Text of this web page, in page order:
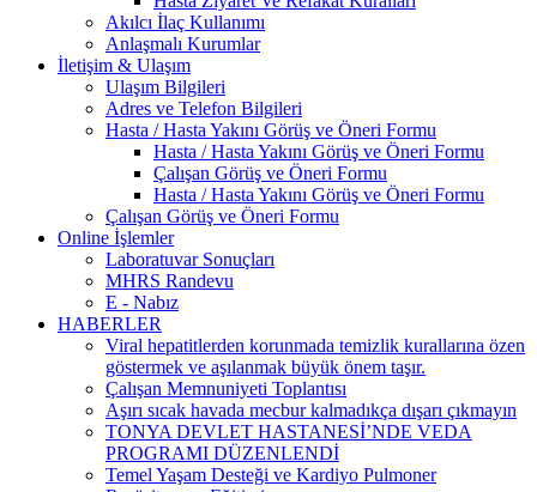
Akılcı İlaç Kullanımı
Anlaşmalı Kurumlar
İletişim & Ulaşım
Ulaşım Bilgileri
Adres ve Telefon Bilgileri
Hasta / Hasta Yakını Görüş ve Öneri Formu
Hasta / Hasta Yakını Görüş ve Öneri Formu
Çalışan Görüş ve Öneri Formu
Hasta / Hasta Yakını Görüş ve Öneri Formu
Çalışan Görüş ve Öneri Formu
Online İşlemler
Laboratuvar Sonuçları
MHRS Randevu
E - Nabız
HABERLER
Viral hepatitlerden korunmada temizlik kurallarına özen
göstermek ve aşılanmak büyük önem taşır.
Çalışan Memnuniyeti Toplantısı
Aşırı sıcak havada mecbur kalmadıkça dışarı çıkmayın
TONYA DEVLET HASTANESİ’NDE VEDA
PROGRAMI DÜZENLENDİ
Temel Yaşam Desteği ve Kardiyo Pulmoner